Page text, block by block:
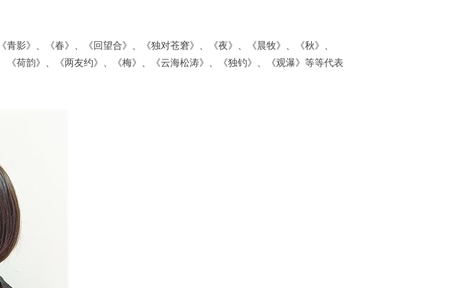
青影》、《春》、《回望合》、《独对苍窘》、《夜》、《晨牧》、《秋》、
《荷韵》、《两友约》、《梅》、《云海松涛》、《独钓》、《观瀑》等等代表